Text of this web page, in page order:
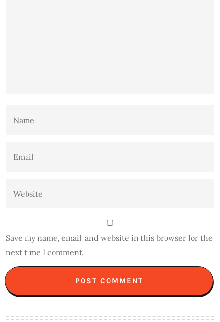
Save my name, email, and website in this browser for the
next time I comment.